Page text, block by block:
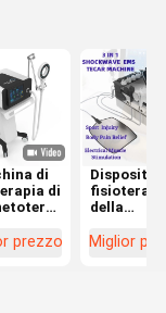
di
di
dal
prezzo
della
terapia di
Miglior